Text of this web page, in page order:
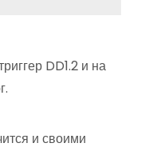
DD1.2 и на
и своими